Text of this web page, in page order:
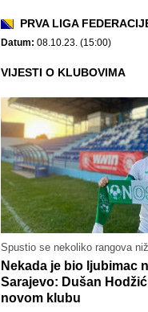
PRVA LIGA
Datum: 08.10.23. (15:00)
VIJESTI O KLUBOVIMA
Spustio se nekoliko rangova
Nekada je bio ljubimac
Sarajevo: Dušan
novom klubu